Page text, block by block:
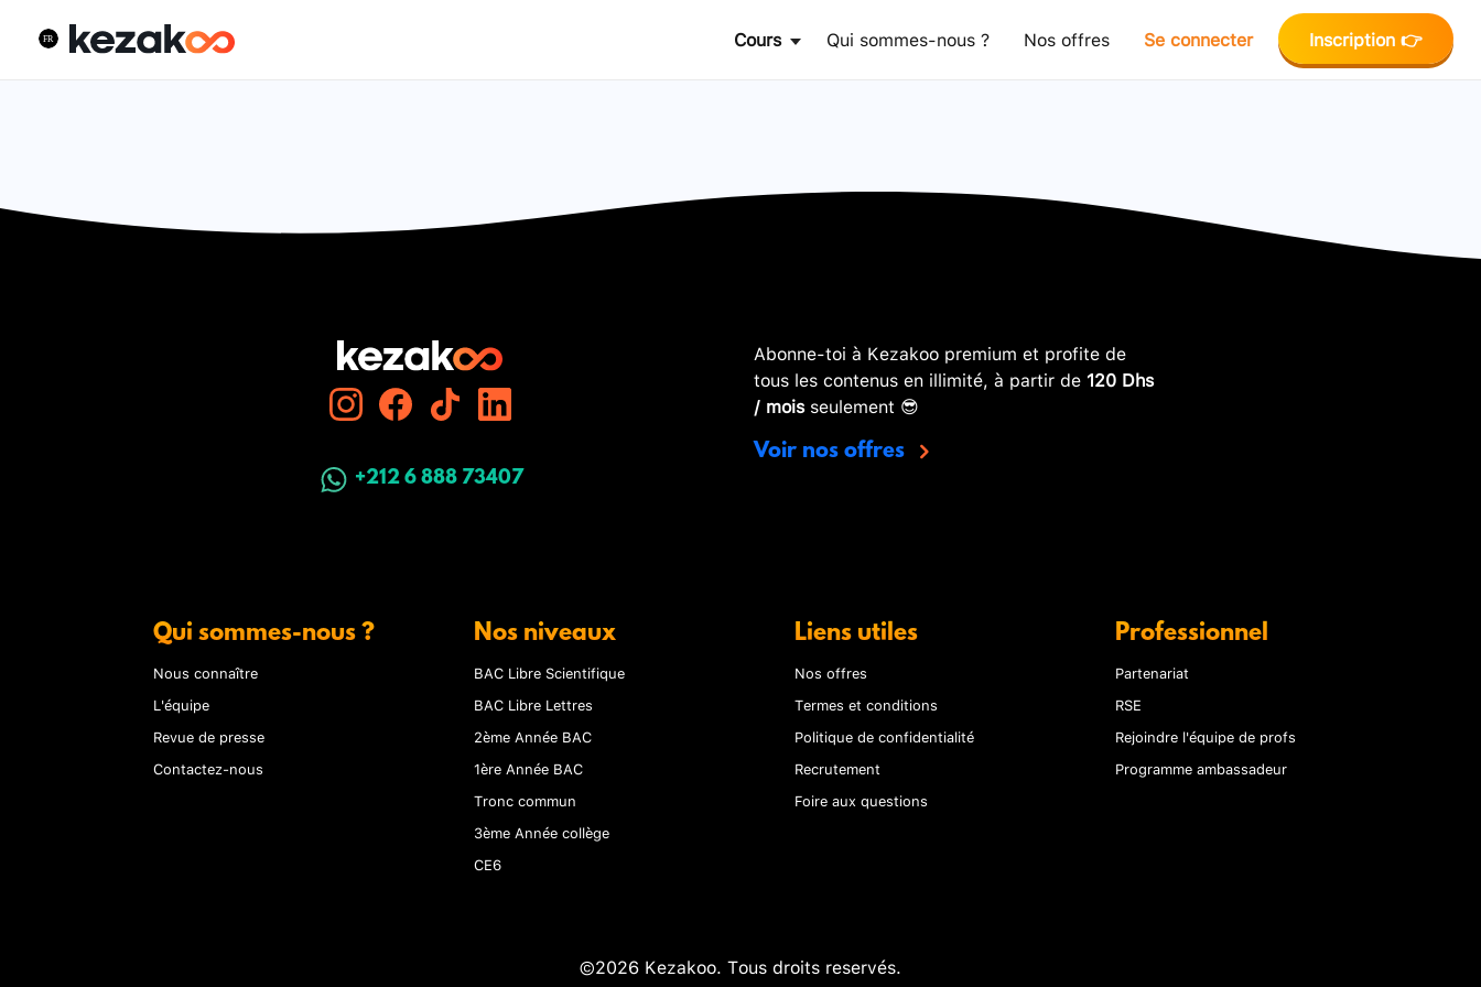
Cours Qui sommes-nous ? Nos offres Se connecter Inscription 👉
+212 6 888 73407
Abonne-toi à Kezakoo premium et profite de
tous les contenus en illimité, à partir de 120 Dhs
/ moisseulement 😎
Voir nos offres
Qui sommes-nous ?
Nous connaître
L'équipe
Revue de presse
Contactez-nous
Nos niveaux
BAC Libre Scientifique
BAC Libre Lettres
2ème Année BAC
1ère Année BAC
Tronc commun
3ème Année collège
CE6
Liens utiles
Nos offres
Termes et conditions
Politique de confidentialité
Recrutement
Foire aux questions
Professionnel
Partenariat
RSE
Rejoindre l'équipe de profs
Programme ambassadeur
©2026 Kezakoo. Tous droits reservés.